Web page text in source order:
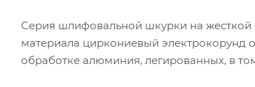
Серия шлифовальной шкурки на жесткой
материала циркониевый электрокорунд
обработке алюминия, легированных, в